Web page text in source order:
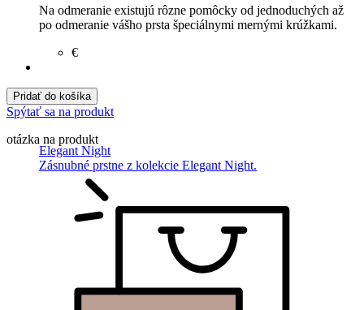
Elegant Night
Zásnubné prstne z kolekcie Elegant Night.
Na odmeranie existujú rôzne pomôcky od jednoduchých až
po odmeranie vášho prsta špeciálnymi mernými krúžkami.
€
Pridať do košíka
Spýtať sa na produkt
otázka na produkt